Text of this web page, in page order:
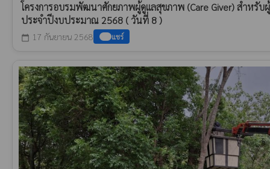
โครงการอบรมพัฒนาศักยภาพผู้ดูแลสุขภาพ (Care Giver) สำหรั
ประจำปีงบประมาณ 2568 ( วันที่ 8 )
calendar_today 17 กันยายน 2568 แชร์